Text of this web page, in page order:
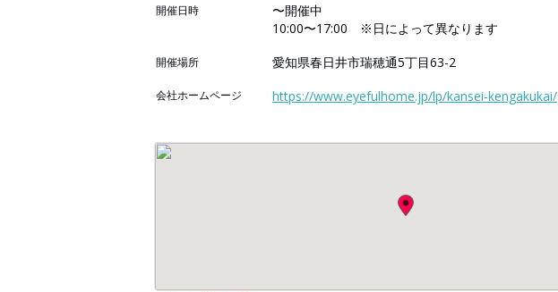
開催日時
〜開催中
10:00〜17:00 ※日によって異なります
開催場所 愛知県春日井市瑞穂通5丁目63-2
会社ホームページ https://www.eyefulhome.jp/lp/kansei-kengakukai/